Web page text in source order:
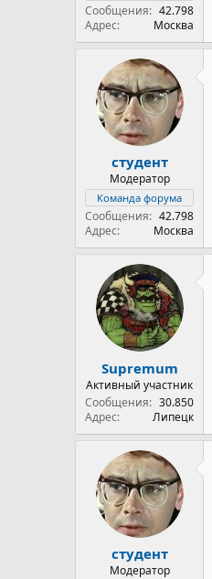
Сообщения
42.798
Адрес
Москва
студент
Модератор
Команда форума
Сообщения
42.798
Адрес
Москва
Supremum
Активный участник
Сообщения
30.850
Адрес
Липецк
студент
Модератор